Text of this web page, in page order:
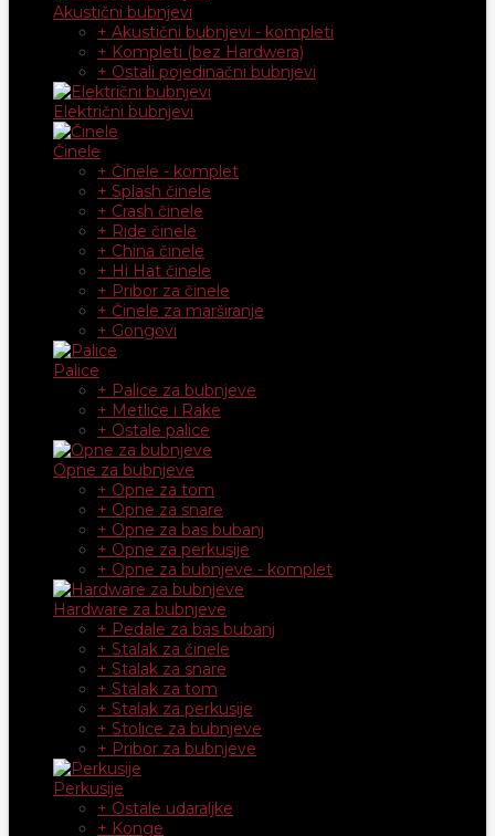
Akustični bubnjevi
+ Akustični bubnjevi - kompleti
+ Kompleti (bez Hardwera)
+ Ostali pojedinačni bubnjevi
Električni bubnjevi
Činele
+ Činele - komplet
+ Splash činele
+ Crash činele
+ Ride činele
+ China činele
+ Hi Hat činele
+ Pribor za činele
+ Činele za marširanje
+ Gongovi
Palice
+ Palice za bubnjeve
+ Metlice i Rake
+ Ostale palice
Opne za bubnjeve
+ Opne za tom
+ Opne za snare
+ Opne za bas bubanj
+ Opne za perkusije
+ Opne za bubnjeve - komplet
Hardware za bubnjeve
+ Pedale za bas bubanj
+ Stalak za činele
+ Stalak za snare
+ Stalak za tom
+ Stalak za perkusije
+ Stolice za bubnjeve
+ Pribor za bubnjeve
Perkusije
+ Ostale udaraljke
+ Konge